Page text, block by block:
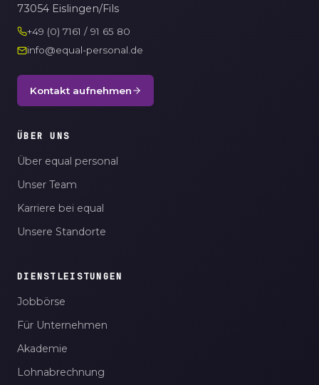
73054 Eislingen/Fils
+49 (0) 7161 / 91 65 80
info@equal-personal.de
Kontakt aufnehmen
ÜBER UNS
Über equal personal
Unser Team
Karriere bei equal
Unsere Standorte
DIENSTLEISTUNGEN
Jobbörse
Für Unternehmen
Akademie
Lohnabrechnung